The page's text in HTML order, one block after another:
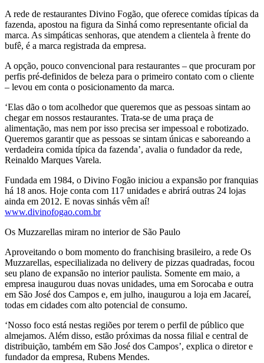
A rede de restaurantes Divino Fogão, que oferece comidas típicas da
fazenda, apostou na figura da Sinhá como representante oficial da
marca. As simpáticas senhoras, que atendem a clientela à frente do
bufê, é a marca registrada da empresa.
A opção, pouco convencional para restaurantes – que procuram por
perfis pré-definidos de beleza para o primeiro contato com o cliente
– levou em conta o posicionamento da marca.
‘Elas dão o tom acolhedor que queremos que as pessoas sintam ao
chegar em nossos restaurantes. Trata-se de uma praça de
alimentação, mas nem por isso precisa ser impessoal e robotizado.
Queremos garantir que as pessoas se sintam únicas e saboreando a
verdadeira comida típica da fazenda’, avalia o fundador da rede,
Reinaldo Marques Varela.
Fundada em 1984, o Divino Fogão iniciou a expansão por franquias
há 18 anos. Hoje conta com 117 unidades e abrirá outras 24 lojas
ainda em 2012. E novas sinhás vêm aí!
www.divinofogao.com.br
Os Muzzarellas miram no interior de São Paulo
Aproveitando o bom momento do franchising brasileiro, a rede Os
Muzzarellas, especilializada no delivery de pizzas quadradas, focou
seu plano de expansão no interior paulista. Somente em maio, a
empresa inaugurou duas novas unidades, uma em Sorocaba e outra
em São José dos Campos e, em julho, inaugurou a loja em Jacareí,
todas em cidades com alto potencial de consumo.
‘Nosso foco está nestas regiões por terem o perfil de público que
almejamos. Além disso, estão próximas da nossa filial e central de
distribuição, também em São José dos Campos’, explica o diretor e
fundador da empresa, Rubens Mendes.